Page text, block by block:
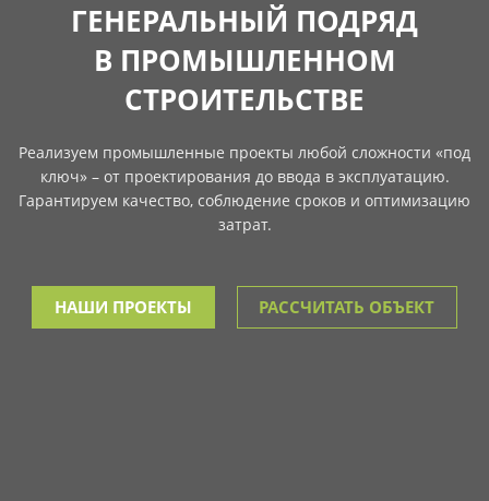
ГЕНЕРАЛЬНЫЙ ПОДРЯД
В ПРОМЫШЛЕННОМ
СТРОИТЕЛЬСТВЕ
Реализуем промышленные проекты любой сложности «под
ключ» – от проектирования до ввода в эксплуатацию.
Гарантируем качество, соблюдение сроков и оптимизацию
затрат.
НАШИ ПРОЕКТЫ РАССЧИТАТЬ ОБЪЕКТ